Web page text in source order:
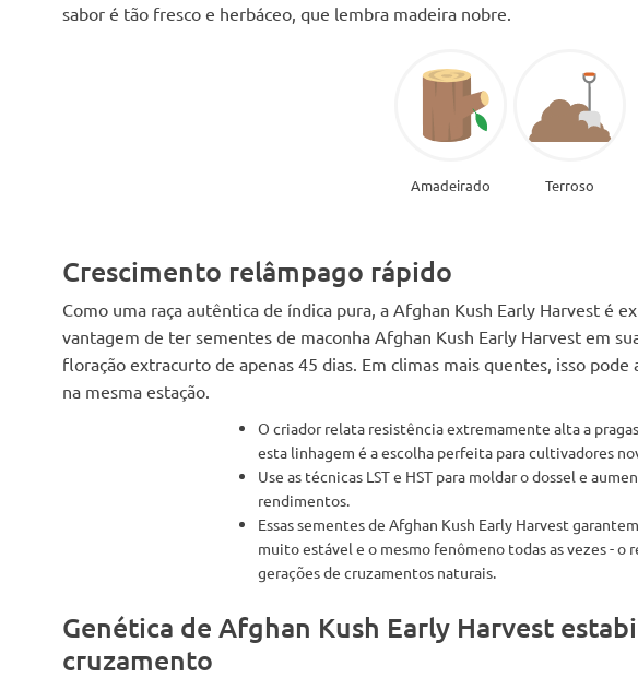
sabor é tão fresco e herbáceo, que lembra madeira nobre.
Amadeirado Terroso
Crescimento relâmpago rápido
Como uma raça autêntica de índica pura, a Afghan Kush Early Harvest é
vantagem de ter sementes de maconha Afghan Kush Early Harvest em
floração extracurto de apenas 45 dias. Em climas mais quentes, isso
na mesma estação.
O criador relata resistência extremamente alta a
esta linhagem é a escolha perfeita para cultivadores
Use as técnicas LST e HST para moldar o dossel e
rendimentos.
Essas sementes de Afghan Kush Early Harvest
muito estável e o mesmo fenômeno todas as vezes - o
gerações de cruzamentos naturais.
Genética de Afghan Kush Early Harvest
cruzamento